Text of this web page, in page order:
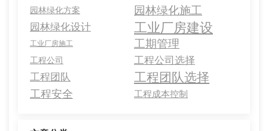
园林绿化方案
园林绿化施工
园林绿化设计 工业厂房建设
工业厂房施工 工期管理
工程公司
工程公司选择
工程团队
工程团队选择
工程安全 工程成本控制